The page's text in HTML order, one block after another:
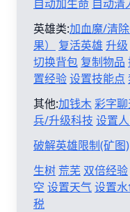
自动加生命 自动清
英雄类:加血魔/清
果）
复活英雄 升级
切换背包 复制物品
置经验设置技能点
其他:加钱木彩字
兵/升级科技 设置
破解英雄限制(矿图)
生树 荒芜 双倍经验
空 设置天气设置
税